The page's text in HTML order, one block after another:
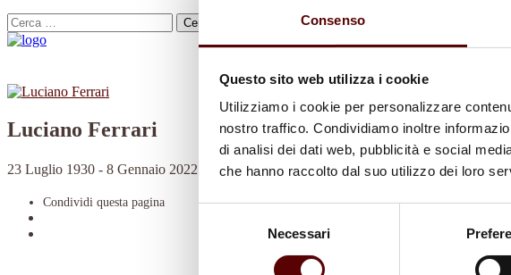
Consenso
Questo sito web utilizza i cookie
Utilizziamo i cookie per personalizzare
nostro traffico. Condividiamo inoltre
di analisi dei dati web, pubblicità e social
che hanno raccolto dal suo utilizzo dei loro
Necessari
Cerca
per:
Luciano Ferrari
23 Luglio 1930 - 8 Gennaio 2022
Condividi questa pagina